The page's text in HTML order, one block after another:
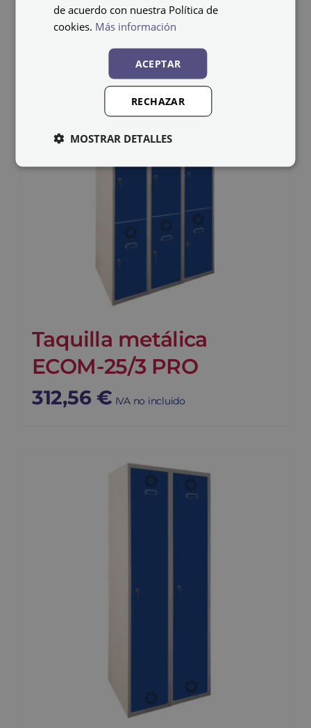
Taquilla metálica
ECOM-25/3 PRO
312,56 € IVA no incluido
de acuerdo con nuestra Política de
cookies. Más información
ACEPTAR
RECHAZAR
MOSTRAR DETALLES